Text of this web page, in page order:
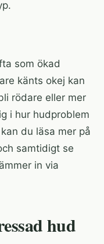
som ökad
känts okej kan
rödare eller mer
i hur hudproblem
du läsa mer på
samtidigt se
in via
hud